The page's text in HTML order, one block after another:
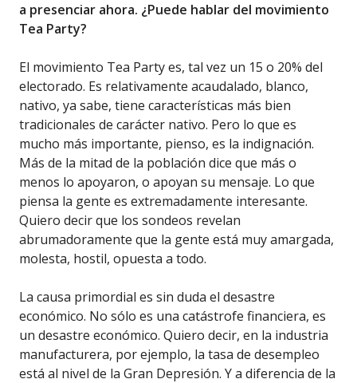
a presenciar ahora. ¿Puede hablar del movimiento
Tea Party?
El movimiento Tea Party es, tal vez un 15 o 20% del
electorado. Es relativamente acaudalado, blanco,
nativo, ya sabe, tiene características más bien
tradicionales de carácter nativo. Pero lo que es
mucho más importante, pienso, es la indignación.
Más de la mitad de la población dice que más o
menos lo apoyaron, o apoyan su mensaje. Lo que
piensa la gente es extremadamente interesante.
Quiero decir que los sondeos revelan
abrumadoramente que la gente está muy amargada,
molesta, hostil, opuesta a todo.
La causa primordial es sin duda el desastre
económico. No sólo es una catástrofe financiera, es
un desastre económico. Quiero decir, en la industria
manufacturera, por ejemplo, la tasa de desempleo
está al nivel de la Gran Depresión. Y a diferencia de la